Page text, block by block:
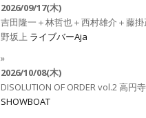
2026/09/17(木)
吉田隆一＋林哲也＋西村雄介＋藤掛
野坂上 ライブバーAja
2026/10/08(木)
DISOLUTION OF ORDER vol.2高円寺
SHOWBOAT